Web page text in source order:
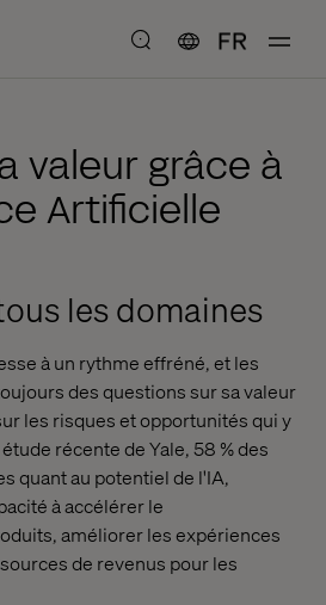
FR
valeur grâce à
Artificielle
les domaines
à un rythme effréné, et les
des questions sur sa valeur
les risques et opportunités qui y
récente de Yale, 58 % des
quant au potentiel de l'IA,
à accélérer le
améliorer les expériences
de revenus pour les